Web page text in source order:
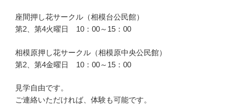
座間押し花サークル（相模台公民館）
第2、第4火曜日 10：00～15：00
相模原押し花サークル（相模原中央公民館）
第2、第4金曜日 10：00～15：00
見学自由です。
ご連絡いただければ、体験も可能です。